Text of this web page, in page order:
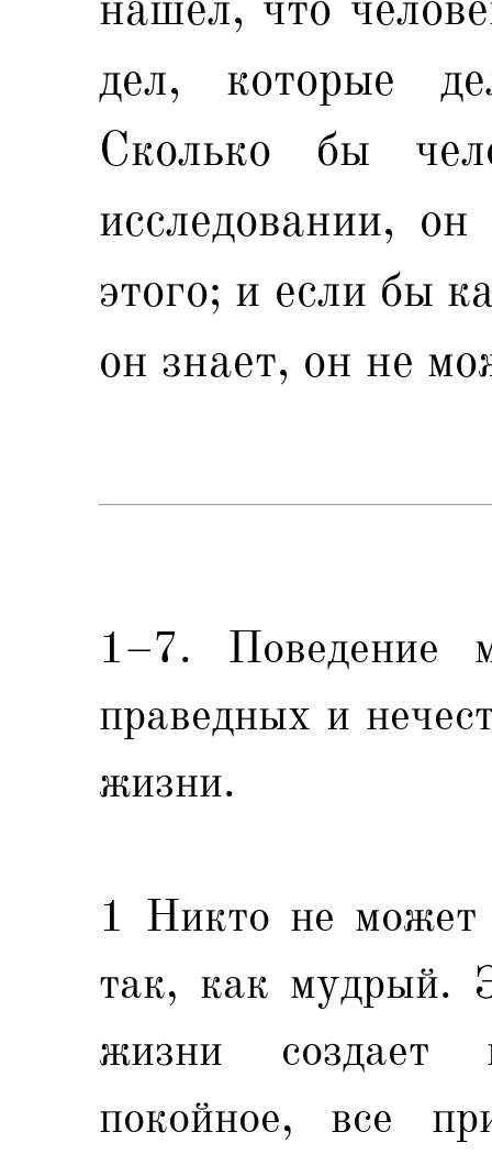
дел, которые
Сколько бы
исследовании,
этого; и если бы
он знает, он не
1–7. Поведение
праведных и
жизни.
1 Никто не может
так, как мудрый.
жизни создает
покойное, все